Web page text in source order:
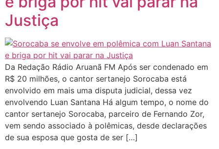
Justiça
Da Redação Rádio Aruanã FM Após ser condenado em
R$ 20 milhões, o cantor sertanejo Sorocaba está
envolvido em mais uma disputa judicial, dessa vez
envolvendo Luan Santana Há algum tempo, o nome do
cantor sertanejo Sorocaba, parceiro de Fernando Zor,
vem sendo associado à polêmicas, desde declarações
de sua esposa que gosta de ser […]